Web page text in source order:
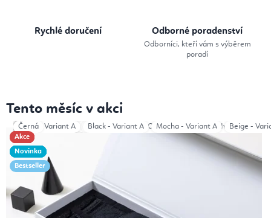
M
e
d
t
Rychlé doručení Odborné poradenství
Odborníci, kteří vám s výběrem
poradí
Tento měsíc v akci
Akce
Green and Ivory Total Green Total Mocha Pink and Ivory
Akce
Novinka
Černá Mocha Beige
Akce
Novinka
Černá Mocha Beige
Akce
Novinka
Černá Beige Brown
Akce
Novinka
Černá Mocha Beige Black - NO LOGO
Akce
Novinka
Beige - Variant A Black - Variant A Mocha - Variant A Beige -
Akce
Novinka
Bestseller
Černá
Akce